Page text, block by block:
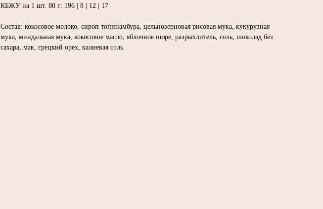
КБЖУ на 1 шт. 80 г: 196 | 8 | 12 | 17
Состав: кокосовое молоко, сироп топинамбура, цельнозерновая рисовая мука, кукурузная
мука, миндальная мука, кокосовое масло, яблочное пюре, разрыхлитель, соль, шоколад без
сахара, мак, грецкий орех, калиевая соль.